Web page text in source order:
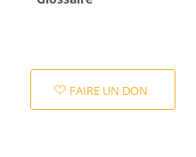
FAIRE UN DON